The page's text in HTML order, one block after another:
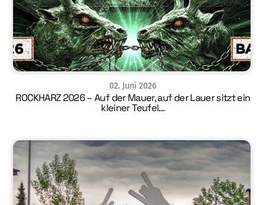
02. Juni 2026
ROCKHARZ 2026 – Auf der Mauer, auf der Lauer sitzt ein
kleiner Teufel…